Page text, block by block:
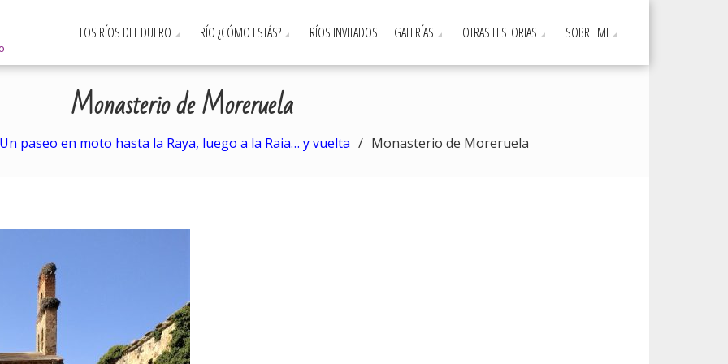
LOS RÍOS DEL DUERO RÍO ¿CÓMO ESTÁS? RÍOS INVITADOS GALERÍAS OTRAS HISTORIAS SOBRE MI
Monasterio de Moreruela
Un paseo en moto hasta la Raya, luego a la Raia… y vuelta Monasterio de Moreruela